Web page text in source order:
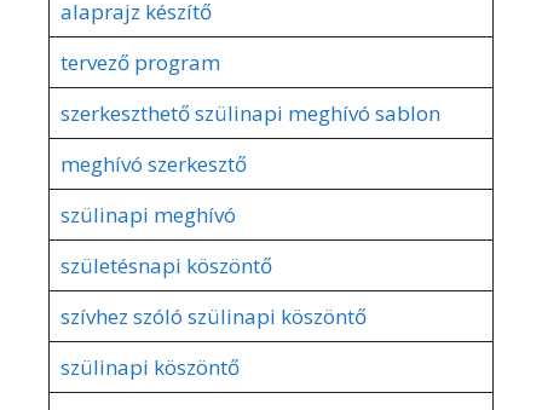
alaprajz készítő
tervező program
szerkeszthető szülinapi meghívó sablon
meghívó szerkesztő
szülinapi meghívó
születésnapi köszöntő
szívhez szóló szülinapi köszöntő
szülinapi köszöntő